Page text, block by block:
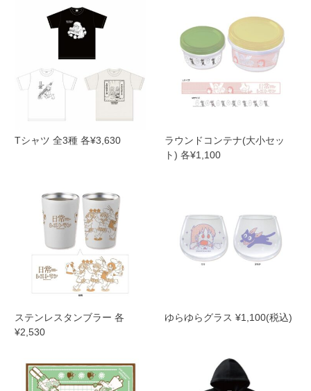
Tシャツ 全3種 各¥3,630
ラウンドコンテナ(大小セッ
ト) 各¥1,100
ステンレスタンブラー 各
¥2,530
ゆらゆらグラス ¥1,100(税込)